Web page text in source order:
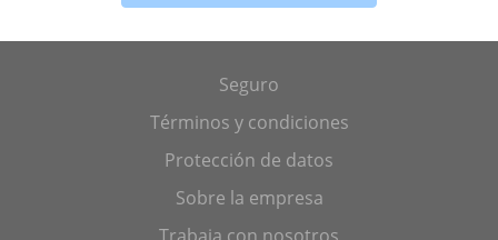
Seguro
Términos y condiciones
Protección de datos
Sobre la empresa